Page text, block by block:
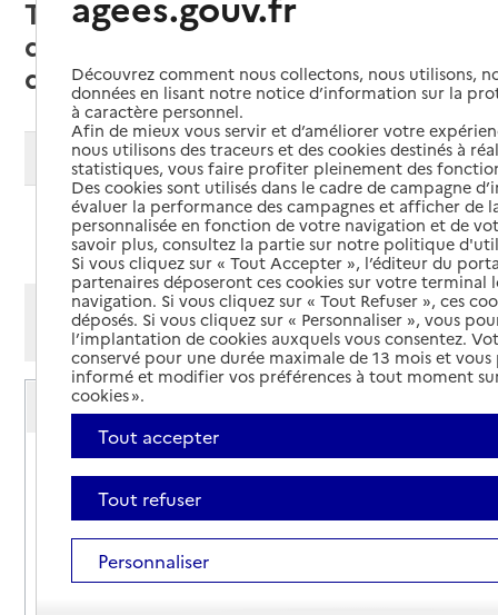
Tain-l'Hermitage (26600) : liste
des 3 services autonomie à
domicile (aide)
Modifier ma recherche
Ajouter cette recherche aux favoris
Afficher les résultats par:
Mode liste
Mode carte
Service autonomie à domicile (aide)
Aésio
Adresse
11 quai Arthur Rostaing
26600-Tain-l'Hermitage
Site internet
Rapport HAS
Découvrez comment nous collectons, nous utilisons,
données en lisant notre notice d’information sur la
à caractère personnel.
Afin de mieux vous servir et d’améliorer votre
nous utilisons des traceurs et des cookies destinés à
statistiques, vous faire profiter pleinement des
Des cookies sont utilisés dans le cadre de campagne
évaluer la performance des campagnes et afficher de
personnalisée en fonction de votre navigation et de
savoir plus, consultez la partie sur notre politique
Si vous cliquez sur « Tout Accepter », l’éditeur du
partenaires déposeront ces cookies sur votre terminal
navigation. Si vous cliquez sur « Tout Refuser », ces
déposés. Si vous cliquez sur « Personnaliser », vous
l’implantation de cookies auxquels vous consentez.
conservé pour une durée maximale de 13 mois et
informé et modifier vos préférences à tout moment
cookies ».
Tout accepter
Tout refuser
Personnaliser